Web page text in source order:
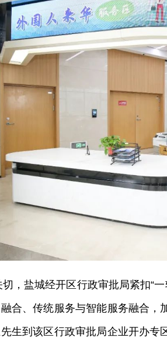
，盐城经开区行政审批局紧扣“
合、传统服务与智能服务融合
生到该区行政审批局企业开办